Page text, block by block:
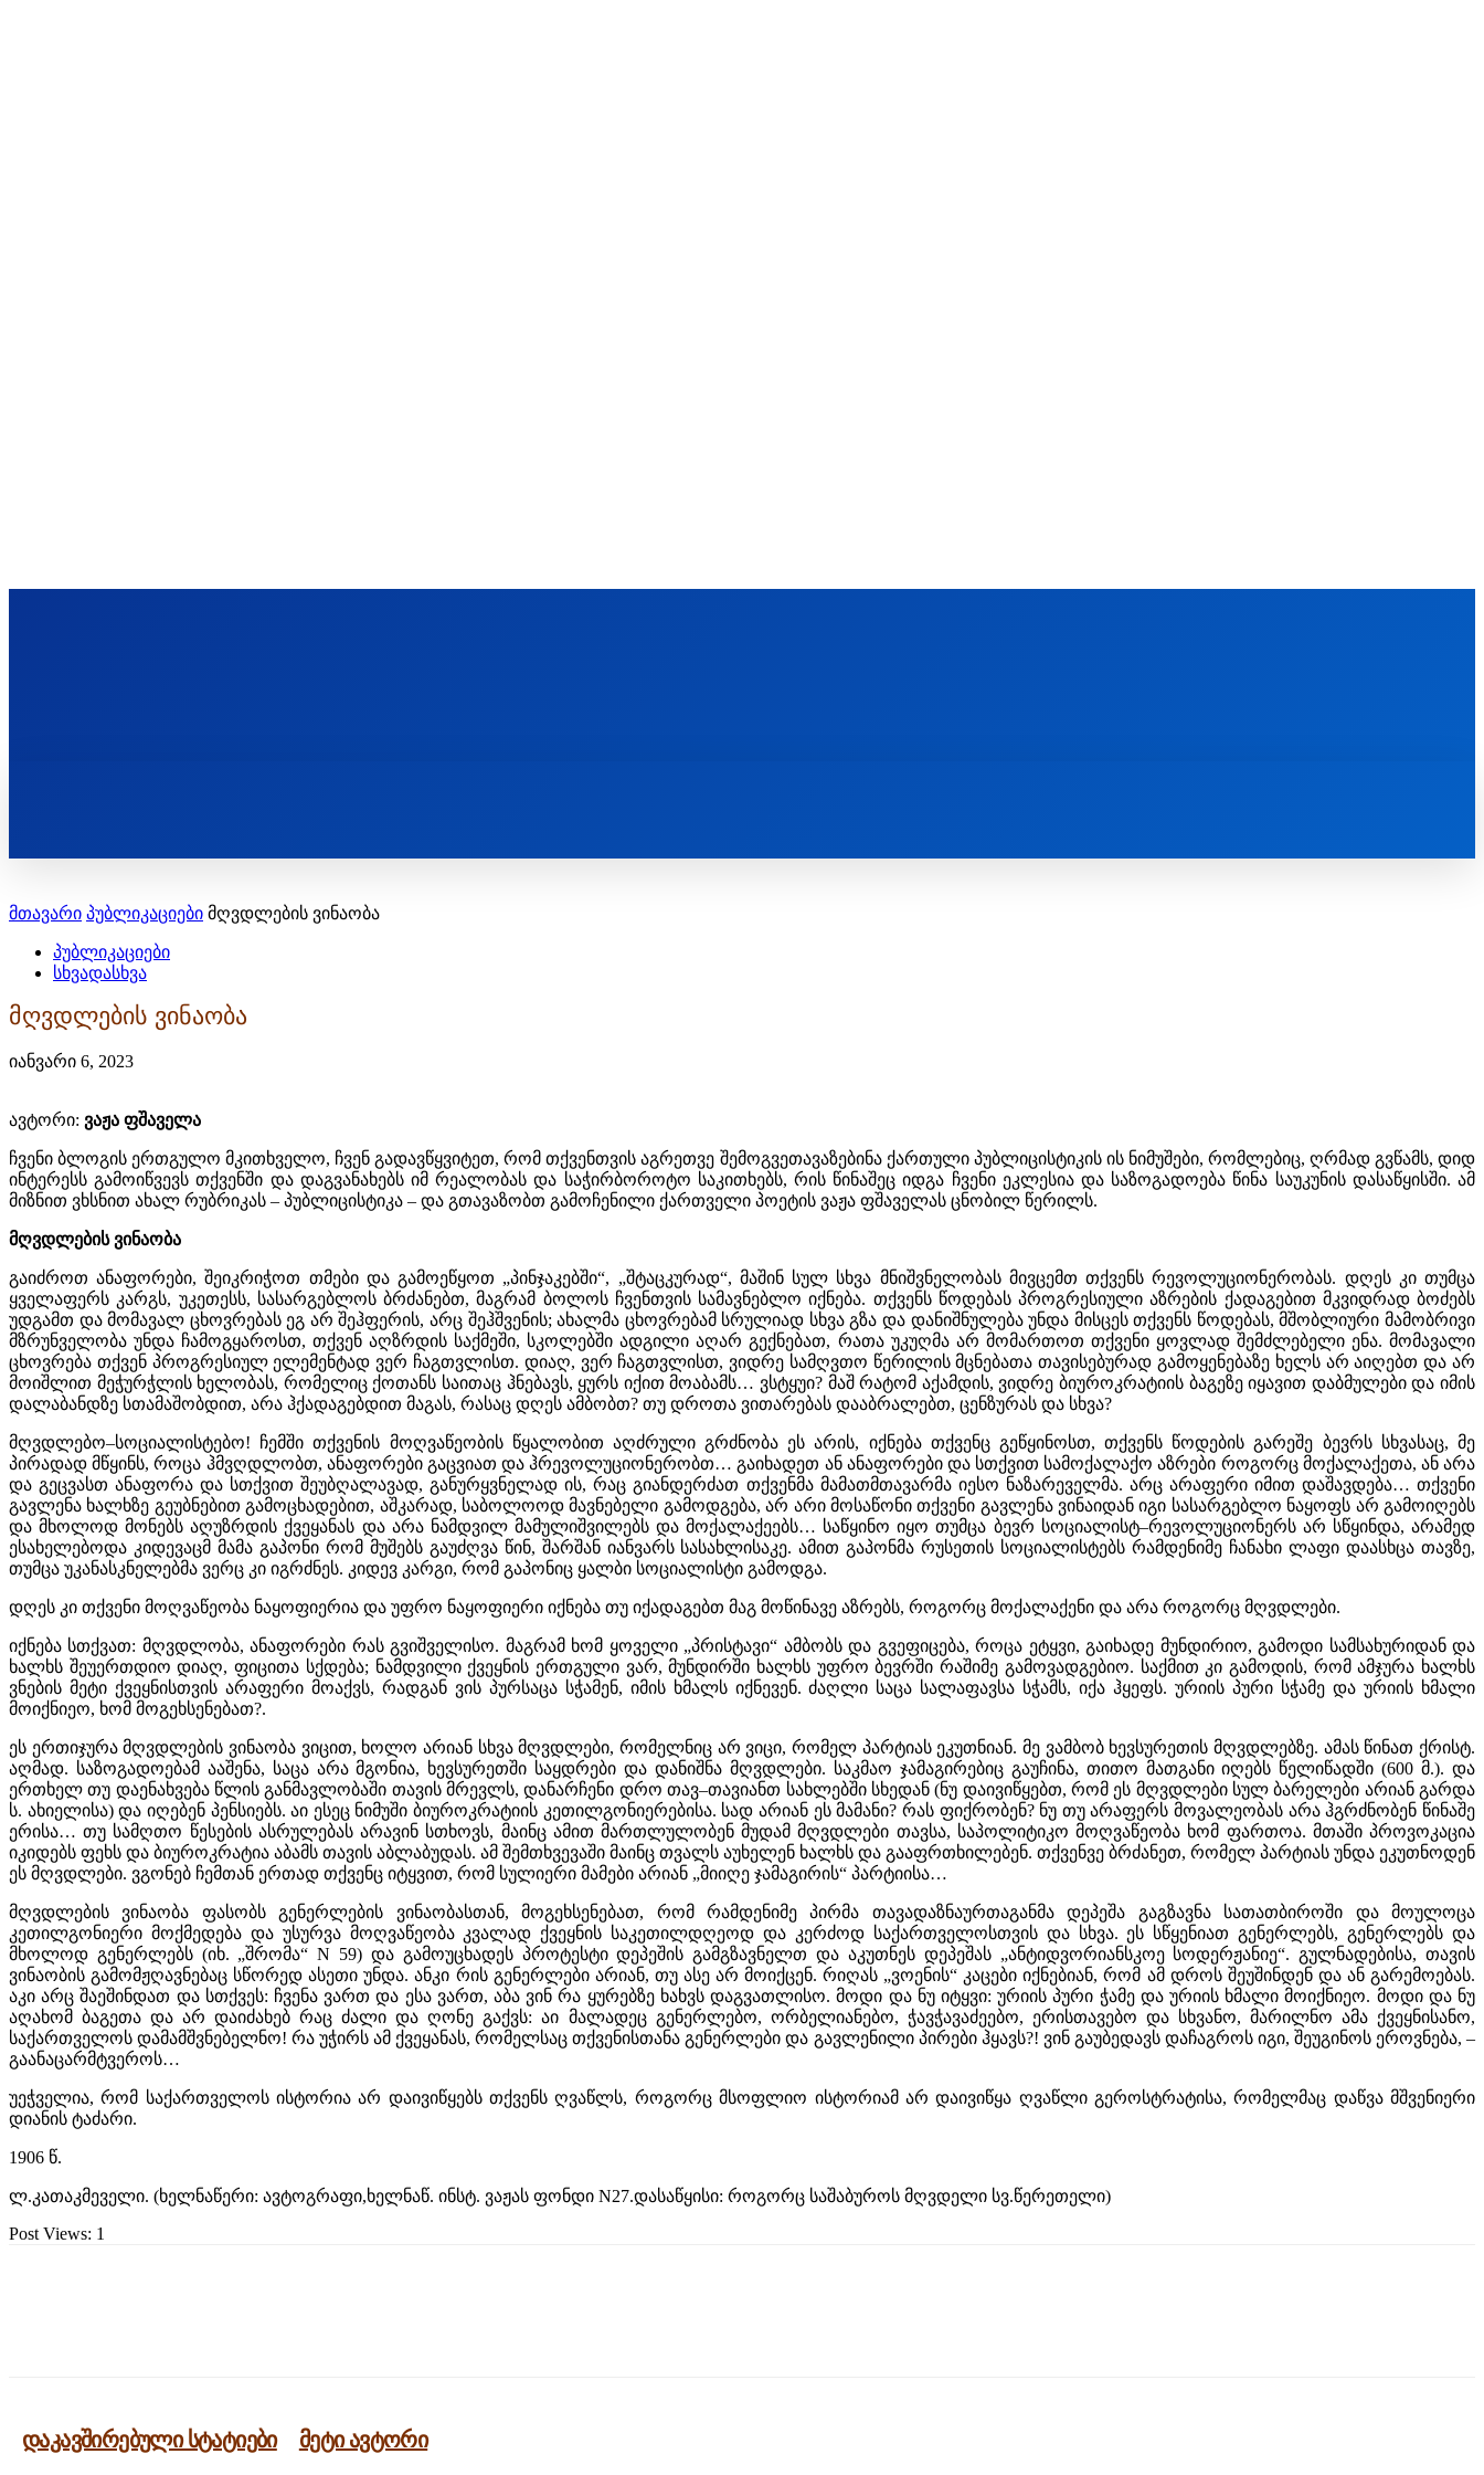
მთავარი პუბლიკაციები მღვდლების ვინაობა
პუბლიკაციები
სხვადასხვა
მღვდლების ვინაობა
იანვარი 6, 2023
ავტორი: ვაჟა ფშაველა
ჩვენი ბლოგის ერთგულო მკითხველო, ჩვენ გადავწყვიტეთ, რომ თქვენთვის აგრეთვე შემოგვეთავაზებინა ქართული პუბლიცისტიკის ის ნიმუშები, რომლებიც, ღრმად გვწამს, დიდ
ინტერესს გამოიწვევს თქვენში და დაგვანახებს იმ რეალობას და საჭირბოროტო საკითხებს, რის წინაშეც იდგა ჩვენი ეკლესია და საზოგადოება წინა საუკუნის დასაწყისში. ამ
მიზნით ვხსნით ახალ რუბრიკას – პუბლიცისტიკა – და გთავაზობთ გამოჩენილი ქართველი პოეტის ვაჟა ფშაველას ცნობილ წერილს.
მღვდლების ვინაობა
გაიძროთ ანაფორები, შეიკრიჭოთ თმები და გამოეწყოთ „პინჯაკებში“, „შტაცკურად“, მაშინ სულ სხვა მნიშვნელობას მივცემთ თქვენს რევოლუციონერობას. დღეს კი თუმცა
ყველაფერს კარგს, უკეთესს, სასარგებლოს ბრძანებთ, მაგრამ ბოლოს ჩვენთვის სამავნებლო იქნება. თქვენს წოდებას პროგრესიული აზრების ქადაგებით მკვიდრად ბოძებს
უდგამთ და მომავალ ცხოვრებას ეგ არ შეჰფერის, არც შეჰშვენის; ახალმა ცხოვრებამ სრულიად სხვა გზა და დანიშნულება უნდა მისცეს თქვენს წოდებას, მშობლიური მამობრივი
მზრუნველობა უნდა ჩამოგყაროსთ, თქვენ აღზრდის საქმეში, სკოლებში ადგილი აღარ გექნებათ, რათა უკუღმა არ მომართოთ თქვენი ყოვლად შემძლებელი ენა. მომავალი
ცხოვრება თქვენ პროგრესიულ ელემენტად ვერ ჩაგთვლისთ. დიაღ, ვერ ჩაგთვლისთ, ვიდრე სამღვთო წერილის მცნებათა თავისებურად გამოყენებაზე ხელს არ აიღებთ და არ
მოიშლით მეჭურჭლის ხელობას, რომელიც ქოთანს საითაც ჰნებავს, ყურს იქით მოაბამს… ვსტყუი? მაშ რატომ აქამდის, ვიდრე ბიუროკრატიის ბაგეზე იყავით დაბმულები და იმის
დალაბანდზე სთამაშობდით, არა ჰქადაგებდით მაგას, რასაც დღეს ამბობთ? თუ დროთა ვითარებას დააბრალებთ, ცენზურას და სხვა?
მღვდლებო–სოციალისტებო! ჩემში თქვენის მოღვაწეობის წყალობით აღძრული გრძნობა ეს არის, იქნება თქვენც გეწყინოსთ, თქვენს წოდების გარეშე ბევრს სხვასაც, მე
პირადად მწყინს, როცა ჰმვღდლობთ, ანაფორები გაცვიათ და ჰრევოლუციონერობთ… გაიხადეთ ან ანაფორები და სთქვით სამოქალაქო აზრები როგორც მოქალაქეთა, ან არა
და გეცვასთ ანაფორა და სთქვით შეუბღალავად, განურყვნელად ის, რაც გიანდერძათ თქვენმა მამათმთავარმა იესო ნაზარეველმა. არც არაფერი იმით დაშავდება… თქვენი
გავლენა ხალხზე გეუბნებით გამოცხადებით, აშკარად, საბოლოოდ მავნებელი გამოდგება, არ არი მოსაწონი თქვენი გავლენა ვინაიდან იგი სასარგებლო ნაყოფს არ გამოიღებს
და მხოლოდ მონებს აღუზრდის ქვეყანას და არა ნამდვილ მამულიშვილებს და მოქალაქეებს… საწყინო იყო თუმცა ბევრ სოციალისტ–რევოლუციონერს არ სწყინდა, არამედ
ესახელებოდა კიდევაცმ მამა გაპონი რომ მუშებს გაუძღვა წინ, შარშან იანვარს სასახლისაკე. ამით გაპონმა რუსეთის სოციალისტებს რამდენიმე ჩანახი ლაფი დაასხცა თავზე,
თუმცა უკანასკნელებმა ვერც კი იგრძნეს. კიდევ კარგი, რომ გაპონიც ყალბი სოციალისტი გამოდგა.
დღეს კი თქვენი მოღვაწეობა ნაყოფიერია და უფრო ნაყოფიერი იქნება თუ იქადაგებთ მაგ მოწინავე აზრებს, როგორც მოქალაქენი და არა როგორც მღვდლები.
იქნება სთქვათ: მღვდლობა, ანაფორები რას გვიშველისო. მაგრამ ხომ ყოველი „პრისტავი“ ამბობს და გვეფიცება, როცა ეტყვი, გაიხადე მუნდირიო, გამოდი სამსახურიდან და
ხალხს შეუერთდიო დიაღ, ფიცითა სქდება; ნამდვილი ქვეყნის ერთგული ვარ, მუნდირში ხალხს უფრო ბევრში რაშიმე გამოვადგებიო. საქმით კი გამოდის, რომ ამჯურა ხალხს
ვნების მეტი ქვეყნისთვის არაფერი მოაქვს, რადგან ვის პურსაცა სჭამენ, იმის ხმალს იქნევენ. ძაღლი საცა სალაფავსა სჭამს, იქა ჰყეფს. ურიის პური სჭამე და ურიის ხმალი
მოიქნიეო, ხომ მოგეხსენებათ?.
ეს ერთიჯურა მღვდლების ვინაობა ვიცით, ხოლო არიან სხვა მღვდლები, რომელნიც არ ვიცი, რომელ პარტიას ეკუთნიან. მე ვამბობ ხევსურეთის მღვდლებზე. ამას წინათ ქრისტ.
აღმად. საზოგადოებამ ააშენა, საცა არა მგონია, ხევსურეთში საყდრები და დანიშნა მღვდლები. საკმაო ჯამაგირებიც გაუჩინა, თითო მათგანი იღებს წელიწადში (600 მ.). და
ერთხელ თუ დაენახვება წლის განმავლობაში თავის მრევლს, დანარჩენი დრო თავ–თავიანთ სახლებში სხედან (ნუ დაივიწყებთ, რომ ეს მღვდლები სულ ბარელები არიან გარდა
ს. ახიელისა) და იღებენ პენსიებს. აი ესეც ნიმუში ბიუროკრატიის კეთილგონიერებისა. სად არიან ეს მამანი? რას ფიქრობენ? ნუ თუ არაფერს მოვალეობას არა ჰგრძნობენ წინაშე
ერისა… თუ სამღთო წესების ასრულებას არავინ სთხოვს, მაინც ამით მართლულობენ მუდამ მღვდლები თავსა, საპოლიტიკო მოღვაწეობა ხომ ფართოა. მთაში პროვოკაცია
იკიდებს ფეხს და ბიუროკრატია აბამს თავის აბლაბუდას. ამ შემთხვევაში მაინც თვალს აუხელენ ხალხს და გააფრთხილებენ. თქვენვე ბრძანეთ, რომელ პარტიას უნდა ეკუთნოდენ
ეს მღვდლები. ვგონებ ჩემთან ერთად თქვენც იტყვით, რომ სულიერი მამები არიან „მიიღე ჯამაგირის“ პარტიისა…
მღვდლების ვინაობა ფასობს გენერლების ვინაობასთან, მოგეხსენებათ, რომ რამდენიმე პირმა თავადაზნაურთაგანმა დეპეშა გაგზავნა სათათბიროში და მოულოცა
კეთილგონიერი მოქმედება და უსურვა მოღვაწეობა კვალად ქვეყნის საკეთილდღეოდ და კერძოდ საქართველოსთვის და სხვა. ეს სწყენიათ გენერლებს, გენერლებს და
მხოლოდ გენერლებს (იხ. „შრომა“ N 59) და გამოუცხადეს პროტესტი დეპეშის გამგზავნელთ და აკუთნეს დეპეშას „ანტიდვორიანსკოე სოდერჟანიე“. გულნადებისა, თავის
ვინაობის გამომჟღავნებაც სწორედ ასეთი უნდა. ანკი რის გენერლები არიან, თუ ასე არ მოიქცენ. რიღას „ვოენის“ კაცები იქნებიან, რომ ამ დროს შეუშინდენ და ან გარემოებას.
აკი არც შაეშინდათ და სთქვეს: ჩვენა ვართ და ესა ვართ, აბა ვინ რა ყურებზე ხახვს დაგვათლისო. მოდი და ნუ იტყვი: ურიის პური ჭამე და ურიის ხმალი მოიქნიეო. მოდი და ნუ
აღახომ ბაგეთა და არ დაიძახებ რაც ძალი და ღონე გაქვს: აი მალადეც გენერლებო, ორბელიანებო, ჭავჭავაძეებო, ერისთავებო და სხვანო, მარილნო ამა ქვეყნისანო,
საქართველოს დამამშვნებელნო! რა უჭირს ამ ქვეყანას, რომელსაც თქვენისთანა გენერლები და გავლენილი პირები ჰყავს?! ვინ გაუბედავს დაჩაგროს იგი, შეუგინოს ეროვნება, –
გაანაცარმტვეროს…
უეჭველია, რომ საქართველოს ისტორია არ დაივიწყებს თქვენს ღვაწლს, როგორც მსოფლიო ისტორიამ არ დაივიწყა ღვაწლი გეროსტრატისა, რომელმაც დაწვა მშვენიერი
დიანის ტაძარი.
1906 წ.
ლ.კათაკმეველი. (ხელნაწერი: ავტოგრაფი,ხელნაწ. ინსტ. ვაჟას ფონდი N27.დასაწყისი: როგორც საშაბუროს მღვდელი სვ.წერეთელი)
Post Views: 1
დაკავშირებული სტატიები მეტი ავტორი